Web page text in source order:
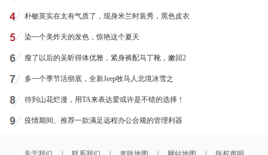
朴敏英实在太有气质了，现身米兰时装秀，黑色皮衣
染一个美炸天的发色，惊艳这个夏天
瘦了以后的吴昕得体优雅，紧身裤配马丁靴，嫩回2
多一个季节活彻底，全新Jeep牧马人北境冰雪之
待到山花烂漫，用TA来表达爱或许是不错的选择！
疫情期间、推荐一款满足远程办公合规的管理利器